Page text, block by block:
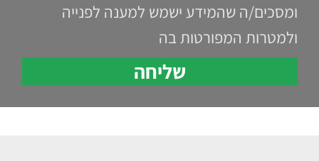
ומסכים/ה שהמידע ישמש למענה לפנייה
ולמטרות המפורטות בה
שליחה